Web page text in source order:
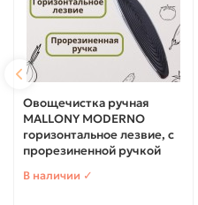
Овощечистка ручная
MALLONY MODERNO
горизонтальное лезвие, с
прорезиненной ручкой
В наличии ✓